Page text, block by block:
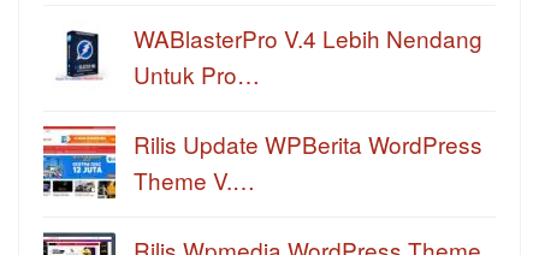
WABlasterPro V.4 Lebih Nendang
Untuk Pro…
Rilis Update WPBerita WordPress
Theme V.…